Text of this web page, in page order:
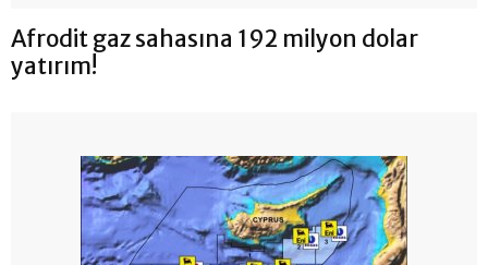
Afrodit gaz sahasına 192 milyon dolar
yatırım!